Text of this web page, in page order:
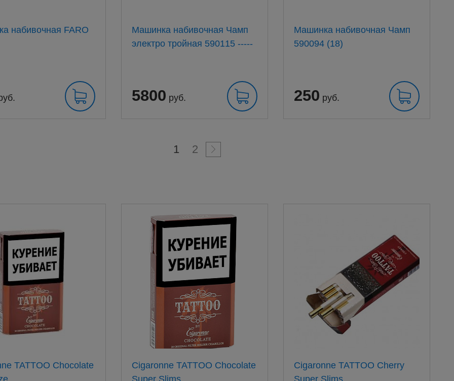
набивочная FARO
Машинка набивочная Чамп
электро тройная 590115 -----
5800 руб.
Машинка набивочная Чамп
590094 (18)
250 руб.
1 2
TATTOO Chocolate
Cigaronne TATTOO Chocolate
Super Slims
Cigaronne TATTOO Cherry
Super Slims